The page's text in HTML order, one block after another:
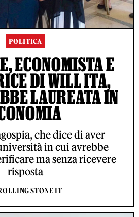
POLITICA
ECONOMISTA E
DI WILL ITA,
LAUREATA IN
che dice di aver
in cui avrebbe
ma senza ricevere
risposta
STONE IT